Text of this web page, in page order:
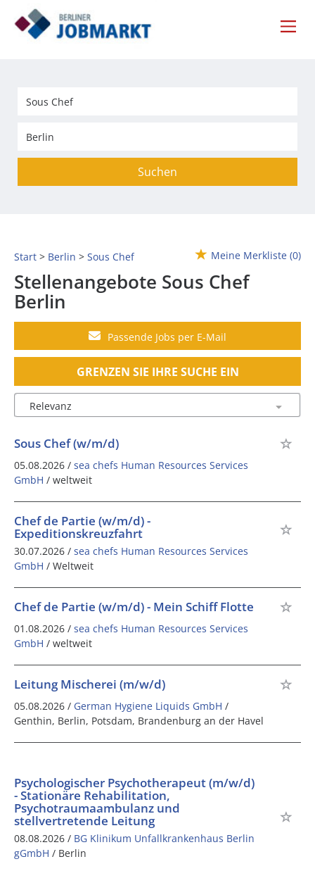
Suchen
Start Berlin Sous Chef Meine Merkliste (0)
Stellenangebote Sous Chef
Berlin
Passende Jobs per E-Mail
GRENZEN SIE IHRE SUCHE EIN
Sous Chef (w/m/d)
05.08.2026 / sea chefs Human Resources Services
GmbH / weltweit
Chef de Partie (w/m/d) -
Expeditionskreuzfahrt
30.07.2026 / sea chefs Human Resources Services
GmbH / Weltweit
Chef de Partie (w/m/d) - Mein Schiff Flotte
01.08.2026 / sea chefs Human Resources Services
GmbH / weltweit
Leitung Mischerei (m/w/d)
05.08.2026 / German Hygiene Liquids GmbH /
Genthin, Berlin, Potsdam, Brandenburg an der Havel
Psychologischer Psychotherapeut (m/w/d)
- Stationäre Rehabilitation,
Psychotraumaambulanz und
stellvertretende Leitung
08.08.2026 / BG Klinikum Unfallkrankenhaus Berlin
gGmbH / Berlin